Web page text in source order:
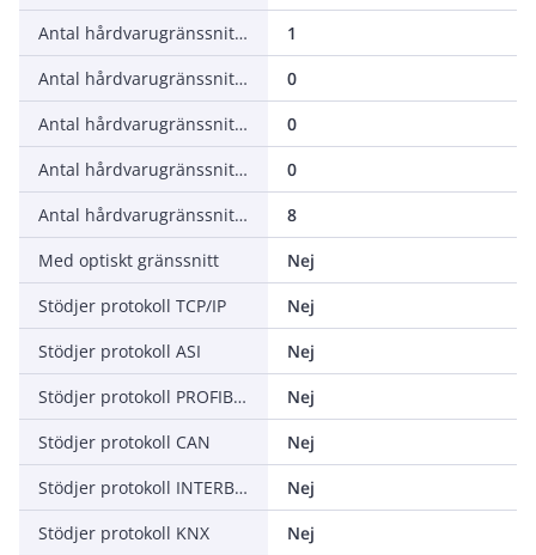
Antal hårdvarugränssnitt RS485
1
Antal hårdvarugränssnitt seriellt TTY
0
Antal hårdvarugränssnitt USB
0
Antal hårdvarugränssnitt parallellt
0
Antal hårdvarugränssnitt övrigt
8
Med optiskt gränssnitt
Nej
Stödjer protokoll TCP/IP
Nej
Stödjer protokoll ASI
Nej
Stödjer protokoll PROFIBUS
Nej
Stödjer protokoll CAN
Nej
Stödjer protokoll INTERBUS
Nej
Stödjer protokoll KNX
Nej